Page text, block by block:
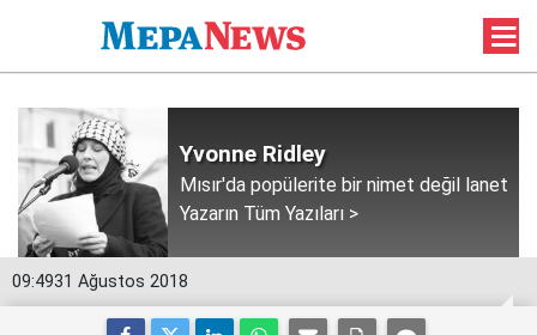
Yvonne Ridley
Mısır'da popülerite bir nimet değil lanet
Yazarın Tüm Yazıları >
09:4931 Ağustos 2018